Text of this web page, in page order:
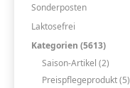
Sonderposten
Laktosefrei
Kategorien (5613)
Saison-Artikel (2)
Preispflegeprodukt (5)